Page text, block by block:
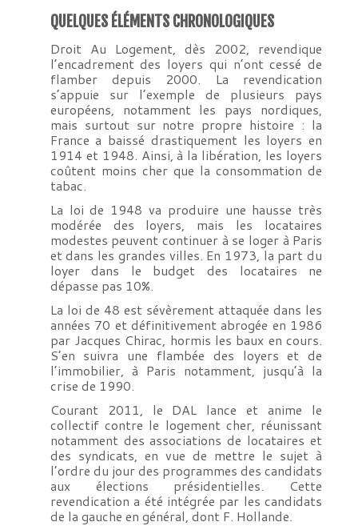
QUELQUES ÉLÉMENTS CHRONOLOGIQUES
Droit Au Logement, dès 2002, revendique
l’encadrement des loyers qui n’ont cessé de
flamber depuis 2000. La revendication
s’appuie sur l’exemple de plusieurs pays
européens, notamment les pays nordiques,
mais surtout sur notre propre histoire : la
France a baissé drastiquement les loyers en
1914 et 1948. Ainsi, à la libération, les loyers
coûtent moins cher que la consommation de
tabac.
La loi de 1948 va produire une hausse très
modérée des loyers, mais les locataires
modestes peuvent continuer à se loger à Paris
et dans les grandes villes. En 1973, la part du
loyer dans le budget des locataires ne
dépasse pas 10%.
La loi de 48 est sévèrement attaquée dans les
années 70 et définitivement abrogée en 1986
par Jacques Chirac, hormis les baux en cours.
S’en suivra une flambée des loyers et de
l’immobilier, à Paris notamment, jusqu’à la
crise de 1990.
Courant 2011, le DAL lance et anime le
collectif contre le logement cher, réunissant
notamment des associations de locataires et
des syndicats, en vue de mettre le sujet à
l’ordre du jour des programmes des candidats
aux élections présidentielles. Cette
revendication a été intégrée par les candidats
de la gauche en général, dont F. Hollande.